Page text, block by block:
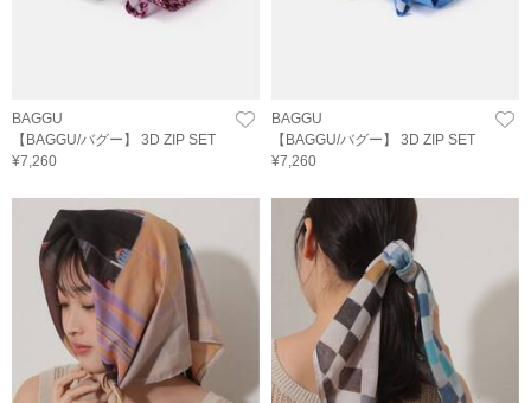
BAGGU
【BAGGU/バグー】 3D ZIP SET
¥7,260
BAGGU
【BAGGU/バグー】 3D ZIP SET
¥7,260